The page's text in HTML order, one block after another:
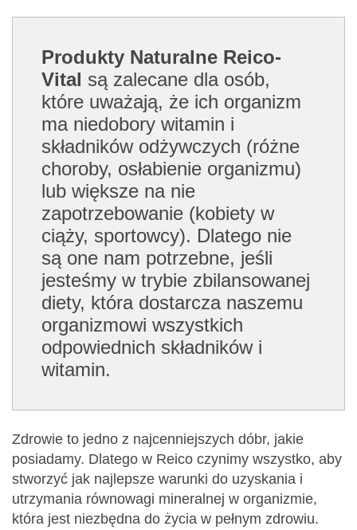
Produkty Naturalne Reico-
Vital są zalecane dla osób,
które uważają, że ich organizm
ma niedobory witamin i
składników odżywczych (różne
choroby, osłabienie organizmu)
lub większe na nie
zapotrzebowanie (kobiety w
ciąży, sportowcy). Dlatego nie
są one nam potrzebne, jeśli
jesteśmy w trybie zbilansowanej
diety, która dostarcza naszemu
organizmowi wszystkich
odpowiednich składników i
witamin.
Zdrowie to jedno z najcenniejszych dóbr, jakie
posiadamy. Dlatego w Reico czynimy wszystko, aby
stworzyć jak najlepsze warunki do uzyskania i
utrzymania równowagi mineralnej w organizmie,
która jest niezbędna do życia w pełnym zdrowiu.